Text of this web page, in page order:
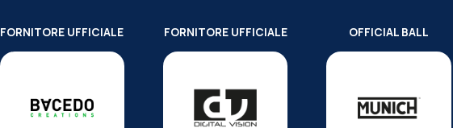
FORNITORE UFFICIALE FORNITORE UFFICIALE OFFICIAL BALL